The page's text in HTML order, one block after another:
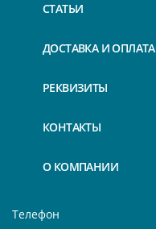
СТАТЬИ
ДОСТАВКА И ОПЛАТА
РЕКВИЗИТЫ
КОНТАКТЫ
О КОМПАНИИ
Телефон